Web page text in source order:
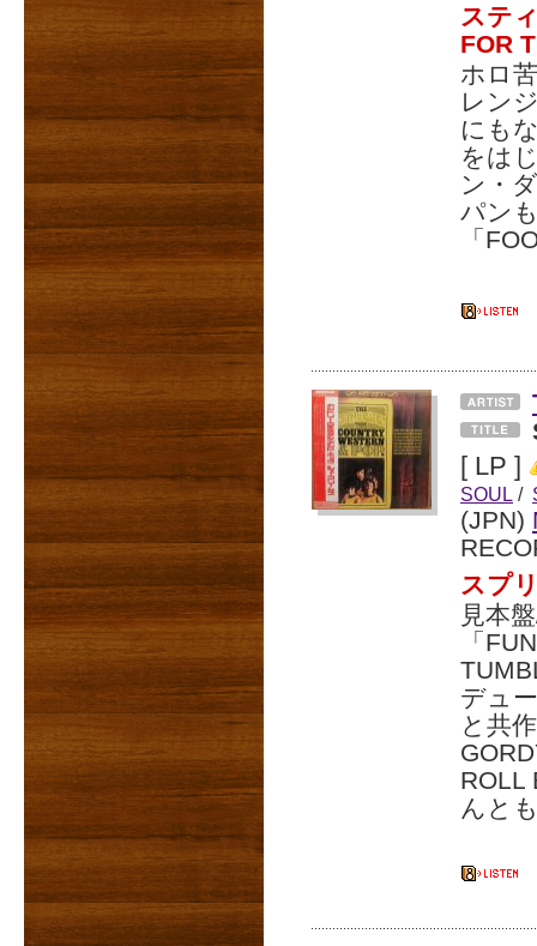
ステ
FOR
ホロ
レン
にも
をは
ン・
パン
「
[ LP ]
SOUL /
(JPN)
スプ
見本
「
デュ
と共
ROLL
んと